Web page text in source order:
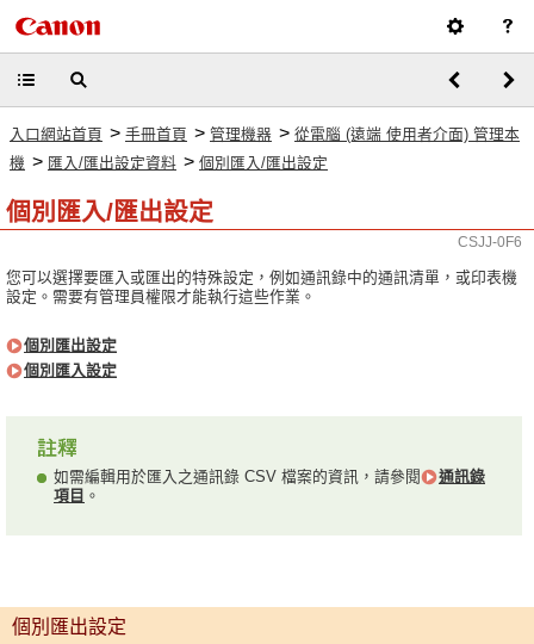
入口網站首頁 > 手冊首頁 > 管理機器 > 從電腦 (遠端 使用者介面) 管理本
機 > 匯入/匯出設定資料 > 個別匯入/匯出設定
個別匯入/匯出設定
CSJJ-0F6
您可以選擇要匯入或匯出的特殊設定，例如通訊錄中的通訊清單，或印表機
設定。需要有管理員權限才能執行這些作業。
個別匯出設定
個別匯入設定
如需編輯用於匯入之通訊錄 CSV 檔案的資訊，請參閱
通訊錄
項目 。
個別匯出設定